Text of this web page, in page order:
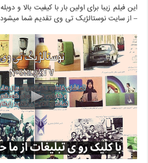
این فیلم زیبا برای اولین بار با کیفیت بالا و
– از سایت نوستالژیک تی وی تقدیم شما